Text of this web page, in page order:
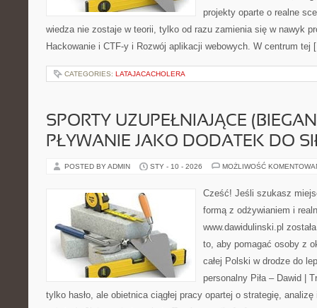
projekty oparte o realne
wiedza nie zostaje w teorii, tylko od razu zamienia się w nawyk
Hackowanie i CTF-y i Rozwój aplikacji webowych. W centrum
CATEGORIES: LATAJACACHOLERA
SPORTY UZUPEŁNIAJĄCE
PŁYWANIE JAKO DODATEK DO
POSTED BY ADMIN STY - 10 - 2026 MOŻLIWOŚĆ
Cześć! Jeśli szukasz
formą z odżywianiem i
www.dawidulinski.pl
to, aby pomagać osoby z
całej Polski w drodze do
personalny Piła – Dawid |
tylko hasło, ale obietnica ciągłej pracy opartej o strategię,